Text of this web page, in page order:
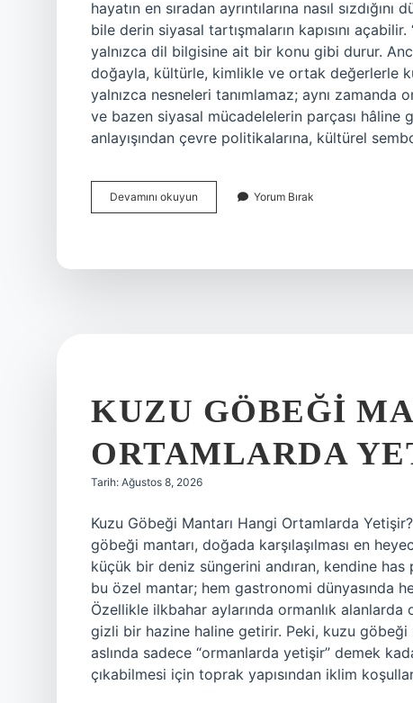
hayatın en sıradan ayrıntılarına nasıl
bile derin siyasal tartışmaların kapısını
yalnızca dil bilgisine ait bir konu gibi durur.
doğayla, kültürle, kimlikle ve ortak değerlerle
yalnızca nesneleri tanımlamaz; aynı zamanda
ve bazen siyasal mücadelelerin parçası
anlayışından çevre politikalarına, kültürel
Devamını okuyun
ağacı
Yorum Bırak
KUZU GÖBEĞI
ORTAMLARDA
Tarih: Ağustos 8, 2026
Kuzu Göbeği Mantarı Hangi Ortamlarda
göbeği mantarı, doğada karşılaşılması en
küçük bir deniz süngerini andıran, kendine
bu özel mantar; hem gastronomi dünyasında
Özellikle ilkbahar aylarında ormanlık alanlarda
gizli bir hazine haline getirir. Peki, kuzu göbeği
aslında sadece “ormanlarda yetişir” demek
çıkabilmesi için toprak yapısından iklim